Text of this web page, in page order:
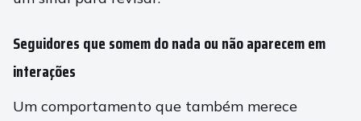
Seguidores que somem do nada ou não aparecem em
interações
Um comportamento que também merece